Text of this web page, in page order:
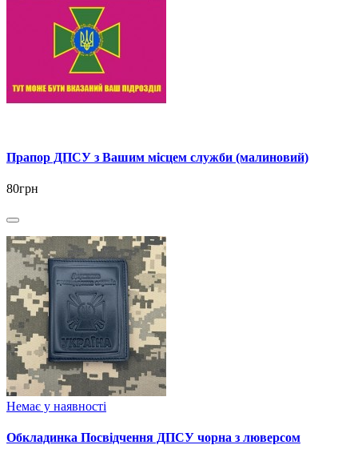
Прапор ДПСУ з Вашим місцем служби (малиновий)
80грн
Немає у наявності
Обкладинка Посвідчення ДПСУ чорна з люверсом